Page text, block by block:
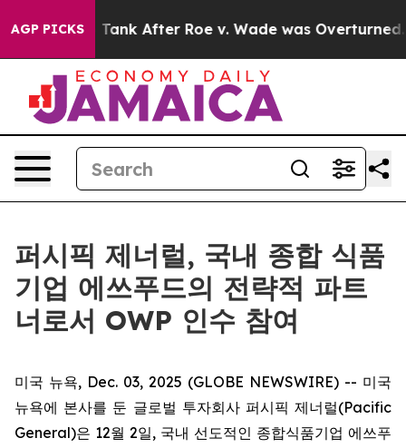
AGP PICKSto Tank After Roe v. Wade was Overturned.
퍼시픽 제너럴, 국내 종합 식품
기업 에쓰푸드의 전략적 파트
너로서 OWP 인수 참여
미국 뉴욕, Dec. 03, 2025 (GLOBE NEWSWIRE) -- 미국
뉴욕에 본사를 둔 글로벌 투자회사 퍼시픽 제너럴(Pacific
General)은 12월 2일, 국내 선도적인 종합식품기업 에쓰푸